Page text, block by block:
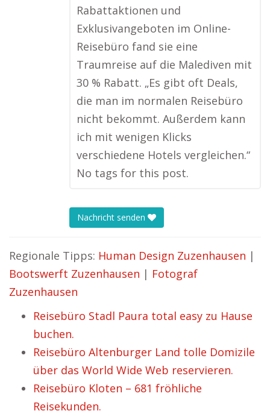
Rabattaktionen und
Exklusivangeboten im Online-
Reisebüro fand sie eine
Traumreise auf die Malediven mit
30 % Rabatt. „Es gibt oft Deals,
die man im normalen Reisebüro
nicht bekommt. Außerdem kann
ich mit wenigen Klicks
verschiedene Hotels vergleichen.“
No tags for this post.
Nachricht senden
Regionale Tipps: Human Design Zuzenhausen |
Bootswerft Zuzenhausen | Fotograf
Zuzenhausen
Reisebüro Stadl Paura total easy zu Hause
buchen.
Reisebüro Altenburger Land tolle Domizile
über das World Wide Web reservieren.
Reisebüro Kloten – 681 fröhliche
Reisekunden.